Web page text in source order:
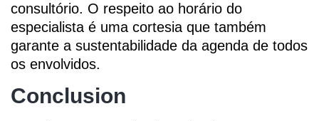
consultório. O respeito ao horário do
especialista é uma cortesia que também
garante a sustentabilidade da agenda de todos
os envolvidos.
Conclusion